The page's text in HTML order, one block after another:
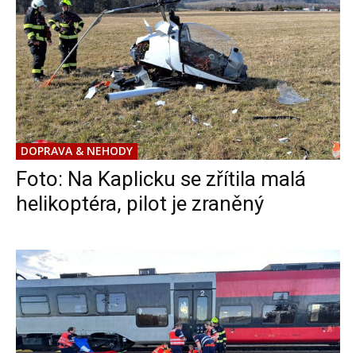
DOPRAVA & NEHODY
Foto: Na Kaplicku se zřítila malá
helikoptéra, pilot je zraněný